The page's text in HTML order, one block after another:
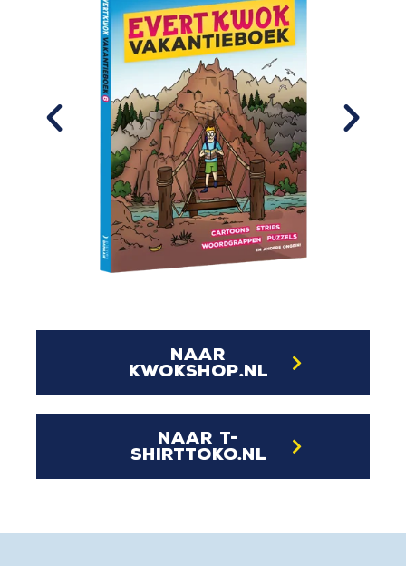
naar
kwokshop.nl
naar t-
shirttoko.nl